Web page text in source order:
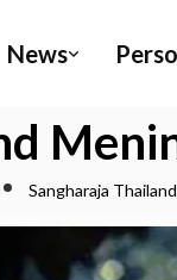
News
Sangharaja